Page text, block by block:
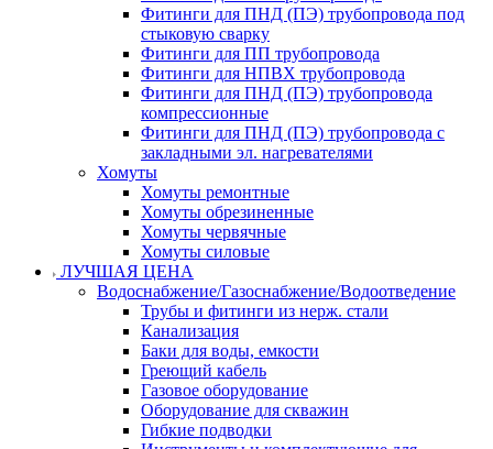
Фитинги для ПНД (ПЭ) трубопровода под
стыковую сварку
Фитинги для ПП трубопровода
Фитинги для НПВХ трубопровода
Фитинги для ПНД (ПЭ) трубопровода
компрессионные
Фитинги для ПНД (ПЭ) трубопровода с
закладными эл. нагревателями
Хомуты
Хомуты ремонтные
Хомуты обрезиненные
Хомуты червячные
Хомуты силовые
ЛУЧШАЯ ЦЕНА
Водоснабжение/Газоснабжение/Водоотведение
Трубы и фитинги из нерж. стали
Канализация
Баки для воды, емкости
Греющий кабель
Газовое оборудование
Оборудование для скважин
Гибкие подводки